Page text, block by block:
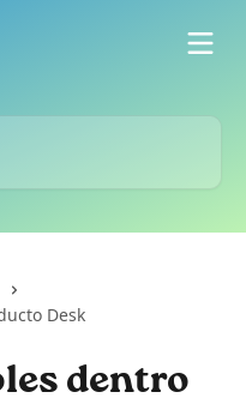
Desk
dentro